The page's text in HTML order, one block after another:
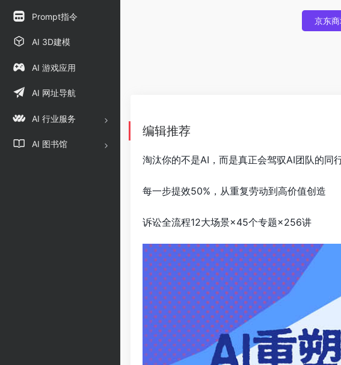
Prompt指令
AI 3D建模
AI 游戏应用
AI 网址导航
AI 行业服务
AI 图书馆
京东
编辑推荐
淘汰你的不是AI，而是真正会驾驭AI团队的同
每一步提效50%，从重复劳动到高价值创造
诉讼全流程12大场景×45个专题×256讲